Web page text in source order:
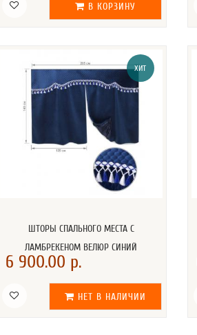
В КОРЗИНУ
ХИТ
ШТОРЫ СПАЛЬНОГО МЕСТА С
ЛАМБРЕКЕНОМ ВЕЛЮР СИНИЙ
6 900.00 р.
НЕТ В НАЛИЧИИ